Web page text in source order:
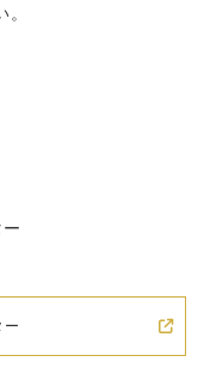
ー